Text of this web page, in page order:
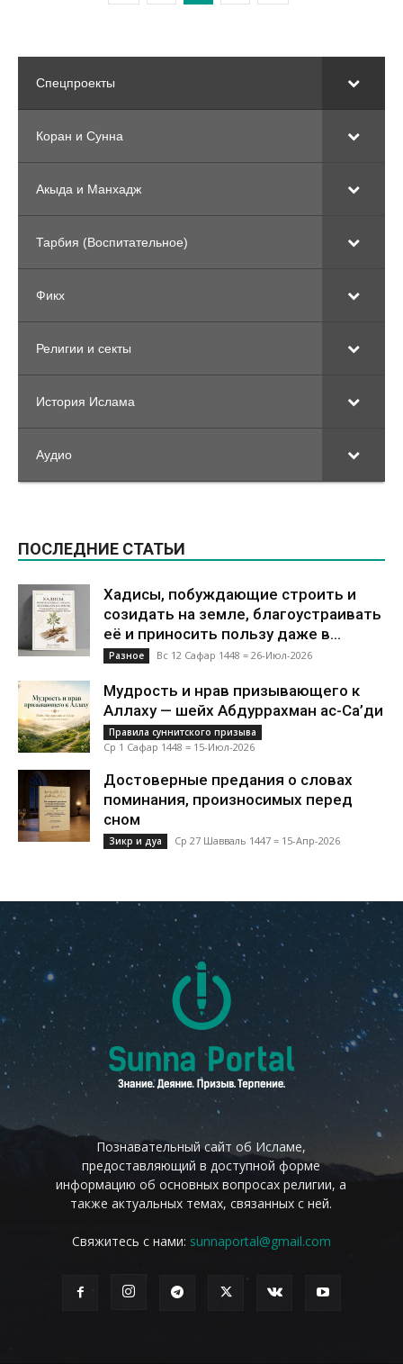
Спецпроекты
Коран и Сунна
Акыда и Манхадж
Тарбия (Воспитательное)
Фикх
Религии и секты
История Ислама
Аудио
ПОСЛЕДНИЕ СТАТЬИ
Хадисы, побуждающие строить и
созидать на земле, благоустраивать
её и приносить пользу даже в...
Разное Вс 12 Сафар 1448 = 26-Июл-2026
Мудрость и нрав призывающего к
Аллаху — шейх Абдуррахман ас-Са’ди
Правила суннитского призыва
Ср 1 Сафар 1448 = 15-Июл-2026
Достоверные предания о словах
поминания, произносимых перед
сном
Зикр и дуа Ср 27 Шавваль 1447 = 15-Апр-2026
Познавательный сайт об Исламе,
предоставляющий в доступной форме
информацию об основных вопросах религии, а
также актуальных темах, связанных с ней.
Свяжитесь с нами: sunnaportal@gmail.com